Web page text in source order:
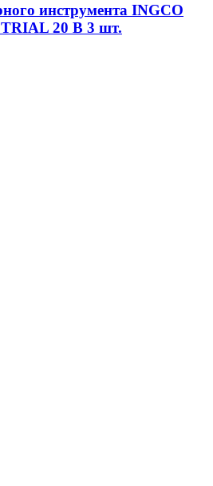
инструмента INGCO
20 В 3 шт.